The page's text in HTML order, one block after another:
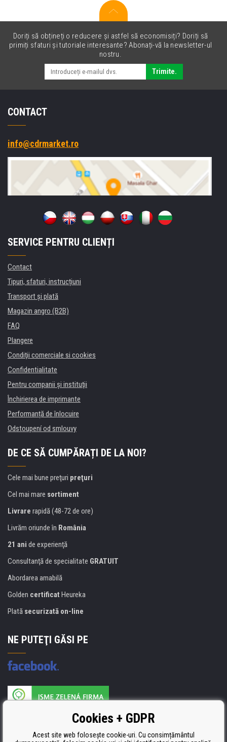
Doriți să obțineți o reducere și astfel să economisiți? Doriți să
primiți sfaturi și tutoriale interesante? Abonați-vă la newsletter-ul
nostru.
Trimite.
CONTACT
info@cdrmarket.ro
SERVICE PENTRU CLIENȚI
Contact
Tipuri, sfaturi, instrucțiuni
Transport şi plată
Magazin angro (B2B)
FAQ
Plangere
Condiţii comerciale si cookies
Confidentialitate
Pentru companii și instituţii
Închirierea de imprimante
Performanță de înlocuire
Odstoupení od smlouvy
DE CE SĂ CUMPĂRAȚI DE LA NOI?
Cele mai bune preţuri preţuri
Cel mai mare sortiment
Livrare rapidă (48-72 de ore)
Livrăm oriunde în România
21 ani de experienţă
Consultanţă de specialitate GRATUIT
Abordarea amabilă
Golden certificat Heureka
Plată securizată on-line
NE PUTEŢI GĂSI PE
Producătorul umpluturii de rezervă este certificat
ISO 9001, ISO 14001 şi STMC.Cookies + GDPR
Acest site web folosește cookie-uri. Cu consimțământul